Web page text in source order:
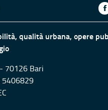
qualità urbana, opere
70126 Bari
5406829